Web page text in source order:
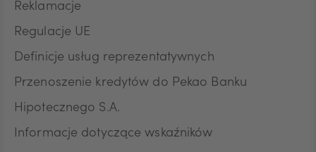
Reklamacje
Regulacje UE
Definicje usług reprezentatywnych
Przenoszenie kredytów do Pekao Banku
Hipotecznego S.A.
Informacje dotyczące wskaźników